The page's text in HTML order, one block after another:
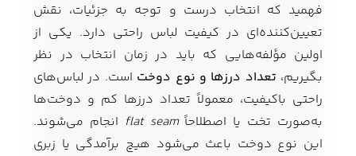
فهمید که انتخاب درست و توجه به جزئیات، نقش
تعیین‌کننده‌ای در کیفیت لباس راحتی دارد. یکی از
اولین مؤلفه‌هایی که باید در زمان انتخاب در نظر
بگیریم، تعداد درزها و نوع دوخت است. در لباس‌های
راحتی باکیفیت، معمولاً تعداد درزها کم و دوخت‌ها
به‌صورت تخت یا اصطلاحاًflat seam انجام می‌شوند.
این نوع دوخت باعث می‌شود هیچ برآمدگی یا زبری